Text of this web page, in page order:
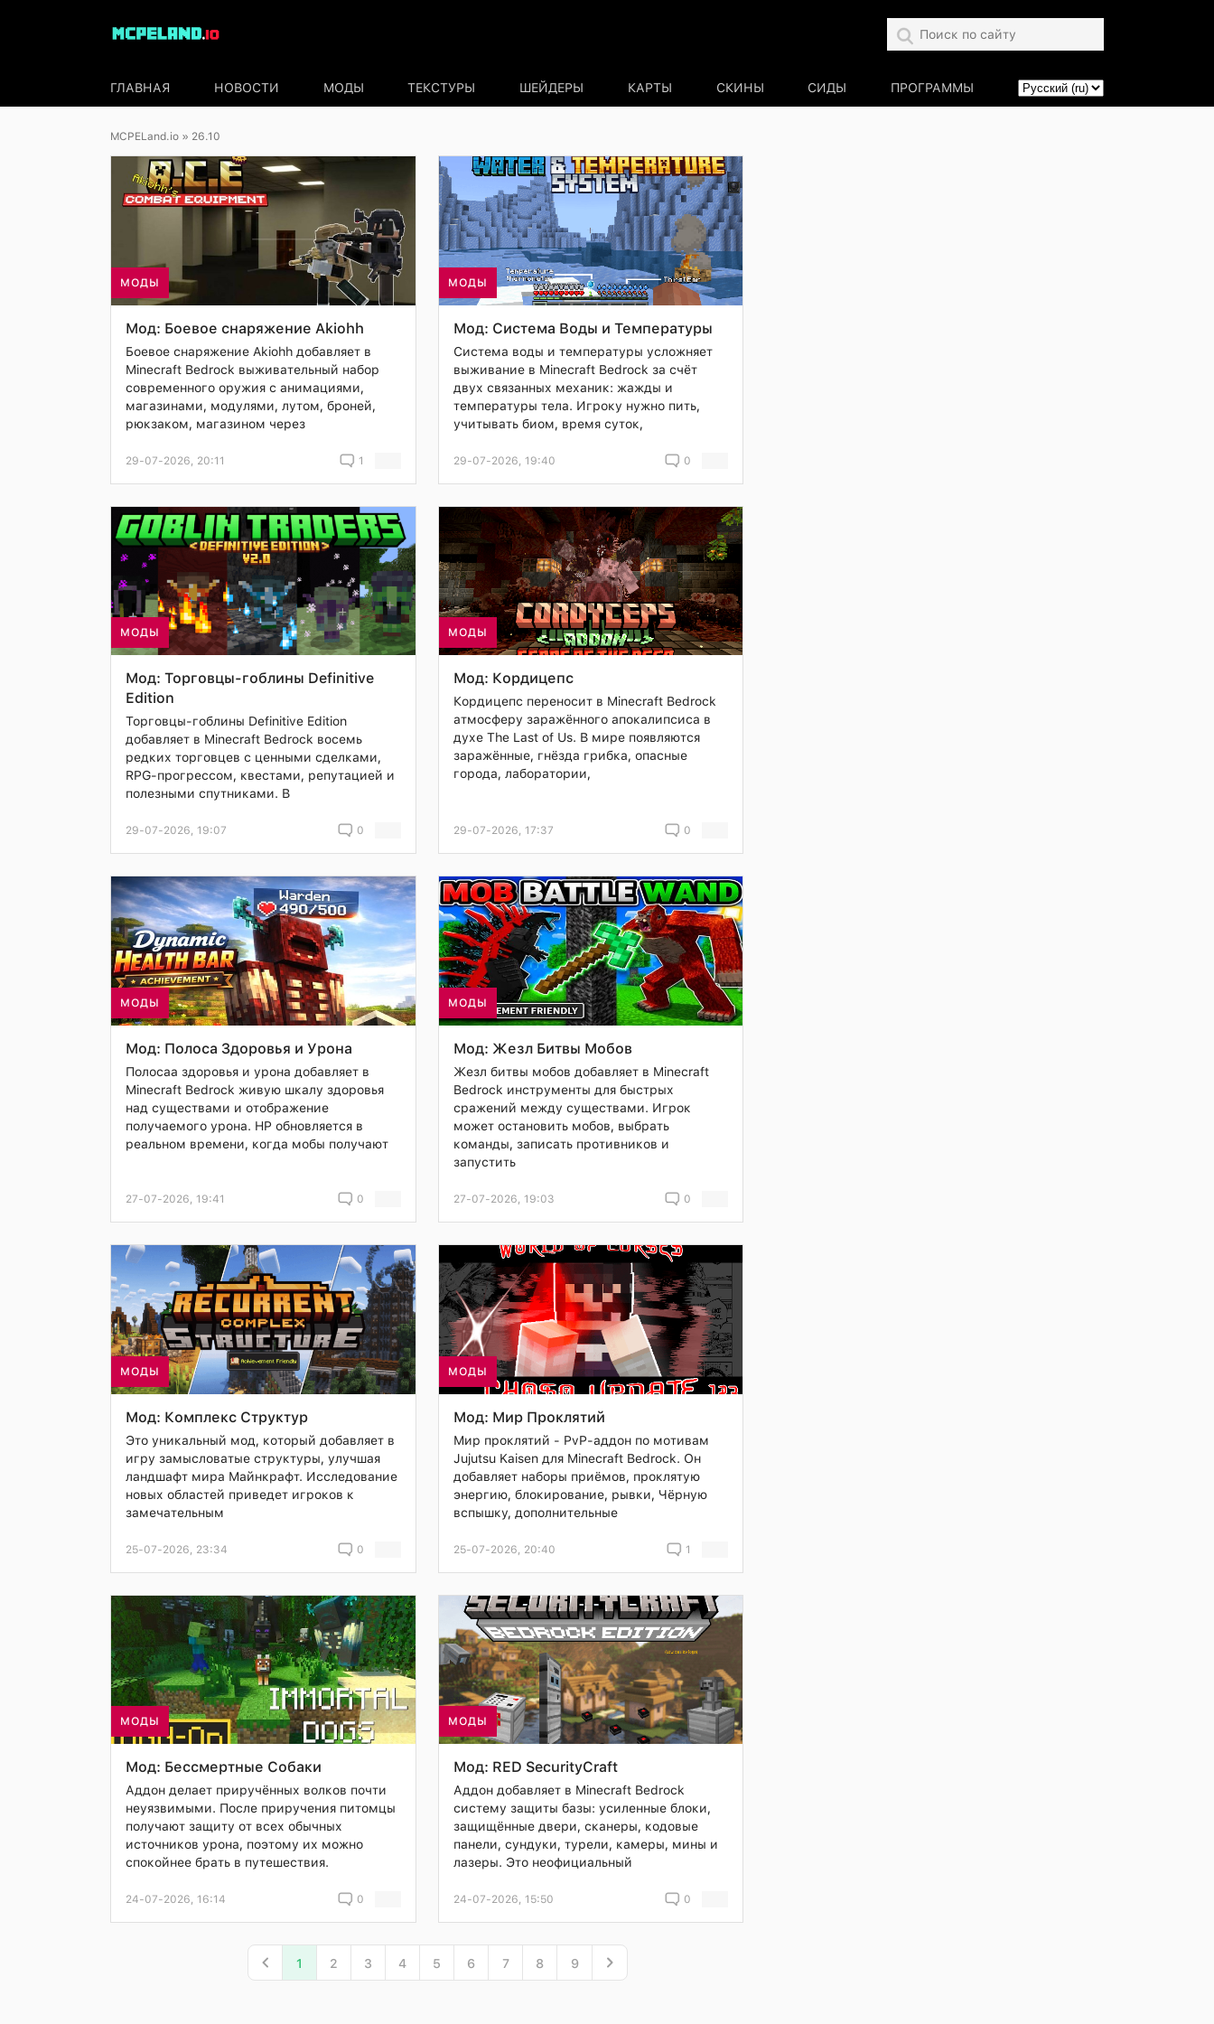
ГЛАВНАЯ НОВОСТИ МОДЫ ТЕКСТУРЫ ШЕЙДЕРЫ КАРТЫ СКИНЫ СИДЫ ПРОГРАММЫ
MCPELand.io » 26.10
МОДЫ
Мод: Боевое снаряжение Akiohh
Боевое снаряжение Akiohh добавляет в
Minecraft Bedrock выживательный набор
современного оружия с анимациями,
магазинами, модулями, лутом, броней,
рюкзаком, магазином через
29-07-2026, 20:11 1
МОДЫ
Мод: Система Воды и Температуры
Система воды и температуры усложняет
выживание в Minecraft Bedrock за счёт
двух связанных механик: жажды и
температуры тела. Игроку нужно пить,
учитывать биом, время суток,
29-07-2026, 19:40 0
МОДЫ
Мод: Торговцы-гоблины Definitive
Edition
Торговцы-гоблины Definitive Edition
добавляет в Minecraft Bedrock восемь
редких торговцев с ценными сделками,
RPG-прогрессом, квестами, репутацией и
полезными спутниками. В
29-07-2026, 19:07 0
МОДЫ
Мод: Кордицепс
Кордицепс переносит в Minecraft Bedrock
атмосферу заражённого апокалипсиса в
духе The Last of Us. В мире появляются
заражённые, гнёзда грибка, опасные
города, лаборатории,
29-07-2026, 17:37 0
МОДЫ
Мод: Полоса Здоровья и Урона
Полосаа здоровья и урона добавляет в
Minecraft Bedrock живую шкалу здоровья
над существами и отображение
получаемого урона. HP обновляется в
реальном времени, когда мобы получают
27-07-2026, 19:41 0
МОДЫ
Мод: Жезл Битвы Мобов
Жезл битвы мобов добавляет в Minecraft
Bedrock инструменты для быстрых
сражений между существами. Игрок
может остановить мобов, выбрать
команды, записать противников и
запустить
27-07-2026, 19:03 0
МОДЫ
Мод: Комплекс Структур
Это уникальный мод, который добавляет в
игру замысловатые структуры, улучшая
ландшафт мира Майнкрафт. Исследование
новых областей приведет игроков к
замечательным
25-07-2026, 23:34 0
МОДЫ
Мод: Мир Проклятий
Мир проклятий - PvP-аддон по мотивам
Jujutsu Kaisen для Minecraft Bedrock. Он
добавляет наборы приёмов, проклятую
энергию, блокирование, рывки, Чёрную
вспышку, дополнительные
25-07-2026, 20:40 1
МОДЫ
Мод: Бессмертные Собаки
Аддон делает приручённых волков почти
неуязвимыми. После приручения питомцы
получают защиту от всех обычных
источников урона, поэтому их можно
спокойнее брать в путешествия.
24-07-2026, 16:14 0
МОДЫ
Мод: RED SecurityCraft
Аддон добавляет в Minecraft Bedrock
систему защиты базы: усиленные блоки,
защищённые двери, сканеры, кодовые
панели, сундуки, турели, камеры, мины и
лазеры. Это неофициальный
24-07-2026, 15:50 0
1 2 3 4 5 6 7 8 9